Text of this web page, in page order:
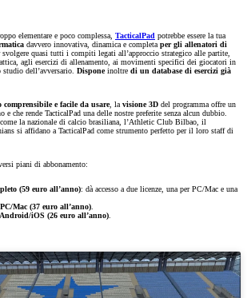
elementare e poco complessa, TacticalPad potrebbe essere la tua
davvero innovativa, dinamica e completa per gli allenatori di
svolgere quasi tutti i compiti legati all’approccio strategico alle partite,
agli esercizi di allenamento, ai movimenti specifici dei giocatori in
dell’avversario. Disponeinoltre di un database di esercizi già
comprensibile e facile da usare, la visione 3D del programma offre un
e che rende TacticalPad una delle nostre preferite senza alcun dubbio.
la nazionale di calcio brasiliana, l’Athletic Club Bilbao, il
si affidano a TacticalPad come strumento perfetto per il loro staff di
piani di abbonamento:
(59 euro all’anno): dà accesso a due licenze, una per PC/Mac e una
Mac (37 euro all’anno)
iOS (26 euro all’anno)